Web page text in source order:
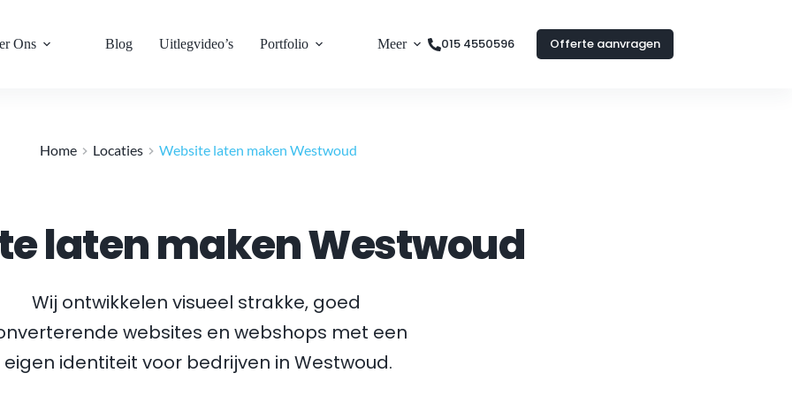
Ons Blog Uitlegvideo’s Portfolio Meer 015 4550596 Offerte aanvragen
Home Locaties Website laten maken Westwoud
laten maken Westwoud
Wij ontwikkelen visueel strakke, goed
websites en webshops met een
eigen identiteit voor bedrijven in Westwoud.